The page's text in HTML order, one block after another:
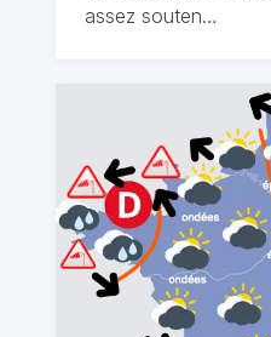
assez souten…